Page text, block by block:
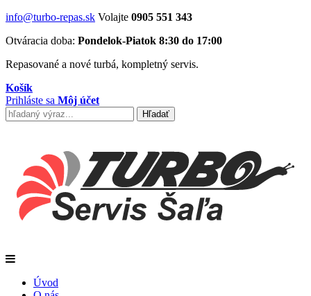
info@turbo-repas.sk Volajte 0905 551 343
Otváracia doba: Pondelok-Piatok 8:30 do 17:00
Repasované a nové turbá, kompletný servis.
Košík
Prihláste sa Môj účet
Úvod